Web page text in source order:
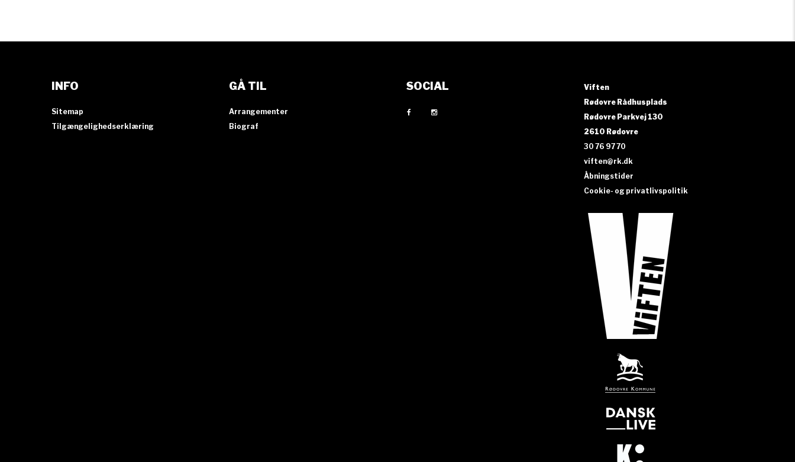
INFO
Sitemap
Tilgængelighedserklæring
GÅ TIL
Arrangementer
Biograf
SOCIAL
Viften
Rødovre Rådhusplads
Rødovre Parkvej 130
2610 Rødovre
30 76 97 70
viften@rk.dk
Åbningstider
Cookie- og privatlivspolitik